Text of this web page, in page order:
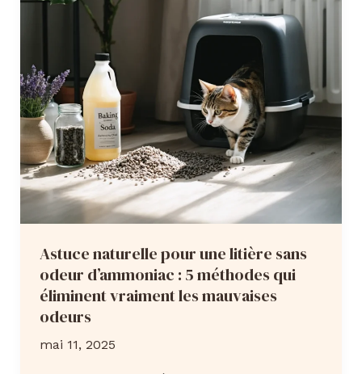
griffer
le
canapé
en
tissu
Astuce naturelle pour une litière sans
odeur d’ammoniac : 5 méthodes qui
éliminent vraiment les mauvaises
odeurs
mai 11, 2025